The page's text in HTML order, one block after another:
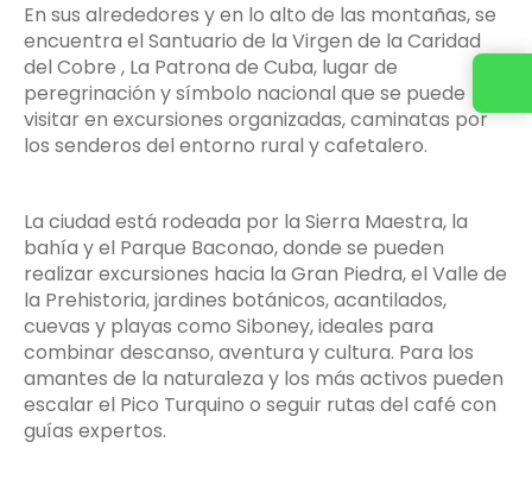
En sus alrededores y en lo alto de las montañas, se
encuentra el Santuario de la Virgen de la Caridad
del Cobre , La Patrona de Cuba, lugar de
peregrinación y símbolo nacional que se puede
visitar en excursiones organizadas, caminatas por
los senderos del entorno rural y cafetalero.
La ciudad está rodeada por la Sierra Maestra, la
bahía y el Parque Baconao, donde se pueden
realizar excursiones hacia la Gran Piedra, el Valle de
la Prehistoria, jardines botánicos, acantilados,
cuevas y playas como Siboney, ideales para
combinar descanso, aventura y cultura. Para los
amantes de la naturaleza y los más activos pueden
escalar el Pico Turquino o seguir rutas del café con
guías expertos.
Contacta con nosotros